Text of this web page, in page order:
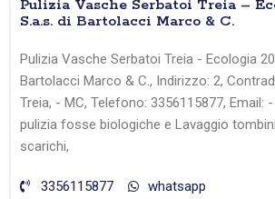
Pulizia Vasche Serbatoi Treia –
S.a.s. di Bartolacci Marco & C.
Pulizia Vasche Serbatoi Treia - Ecologia
Bartolacci Marco & C., Indirizzo: 2,
Treia, - MC, Telefono: 3356115877, Email:
pulizia fosse biologiche e Lavaggio
scarichi,
3356115877
whatsapp